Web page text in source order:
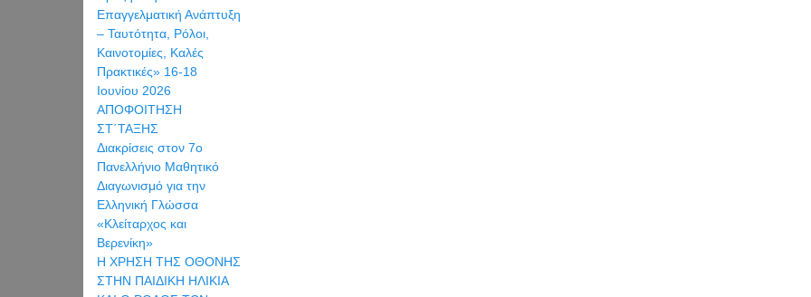
Επαγγελματική Ανάπτυξη
– Ταυτότητα, Ρόλοι,
Καινοτομίες, Καλές
Πρακτικές» 16-18
Ιουνίου 2026
ΑΠΟΦΟΙΤΗΣΗ
ΣΤ΄ΤΑΞΗΣ
Διακρίσεις στον 7ο
Πανελλήνιο Μαθητικό
Διαγωνισμό για την
Ελληνική Γλώσσα
«Κλείταρχος και
Βερενίκη»
Η ΧΡΗΣΗ ΤΗΣ ΟΘΟΝΗΣ
ΣΤΗΝ ΠΑΙΔΙΚΗ ΗΛΙΚΙΑ